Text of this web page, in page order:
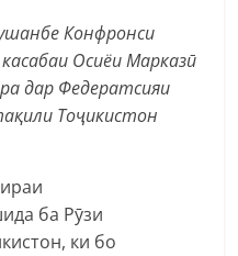
Конфронси
Осиёи Марказӣ
дар Федератсияи
Тоҷикистон
ба Рӯзи
ки бо